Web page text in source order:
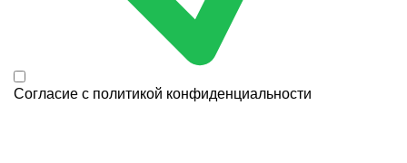
Согласие с политикой конфиденциальности